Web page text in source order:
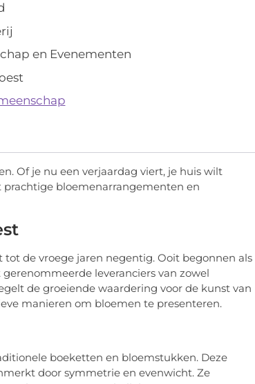
en Evenementen
Of je nu een verjaardag viert, je huis wilt
prachtige bloemenarrangementen en
de vroege jaren negentig. Ooit begonnen als
leveranciers van zowel
de groeiende waardering voor de kunst van
manieren om bloemen te presenteren.
boeketten en bloemstukken. Deze
door symmetrie en evenwicht. Ze